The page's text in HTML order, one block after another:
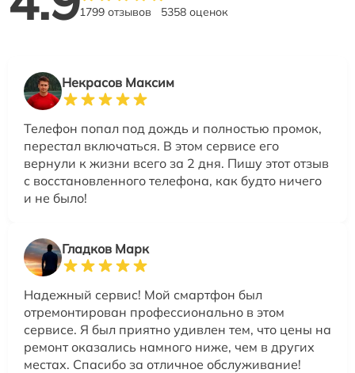
1799 отзывов 5358 оценок
Некрасов Максим
Телефон попал под дождь и полностью промок,
перестал включаться. В этом сервисе его
вернули к жизни всего за 2 дня. Пишу этот отзыв
с восстановленного телефона, как будто ничего
и не было!
Гладков Марк
Надежный сервис! Мой смартфон был
отремонтирован профессионально в этом
сервисе. Я был приятно удивлен тем, что цены на
ремонт оказались намного ниже, чем в других
местах. Спасибо за отличное обслуживание!